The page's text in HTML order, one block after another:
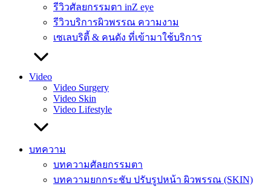
รีวิวศัลยกรรมตา inZ eye
รีวิวบริการผิวพรรณ ความงาม
เซเลบริตี้ & คนดัง ที่เข้ามาใช้บริการ
Video
Video Surgery
Video Skin
Video Lifestyle
บทความ
บทความศัลยกรรมตา
บทความยกกระชับ ปรับรูปหน้า ผิวพรรณ (SKIN)